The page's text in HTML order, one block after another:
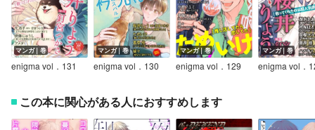
マンガ｜巻
enigma vol．131
マンガ｜巻
enigma vol．130
マンガ｜巻
enigma vol．129
マンガ｜巻
enigma vol．
この本に関心がある人におすすめします